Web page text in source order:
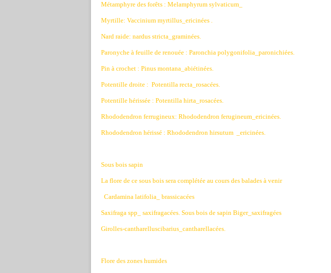
Métamphyre des forêts : Melamphyrum sylvaticum_
Myrtille: Vaccinium myrtillus_ericinées .
Nard raide: nardus stricta_graminées.
Paronyche à feuille de renouée : Paronchia polygonifolia_paronichiées.
Pin à crochet : Pinus montana_abiétinées.
Potentille droite : Potentilla recta_rosacées.
Potentille hérissée : Potentilla hirta_rosacées.
Rhododendron ferrugineux: Rhododendron ferugineum_ericinées.
Rhododendron hérissé : Rhododendron hirsutum _ericinées.
Sous bois sapin
La flore de ce sous bois sera complétée au cours des balades à venir
Cardamina latifolia_ brassicacées
Saxifraga spp_ saxifragacées. Sous bois de sapin Biger_saxifragées
Girolles-cantharelluscibarius_cantharellacées.
Flore des zones humides